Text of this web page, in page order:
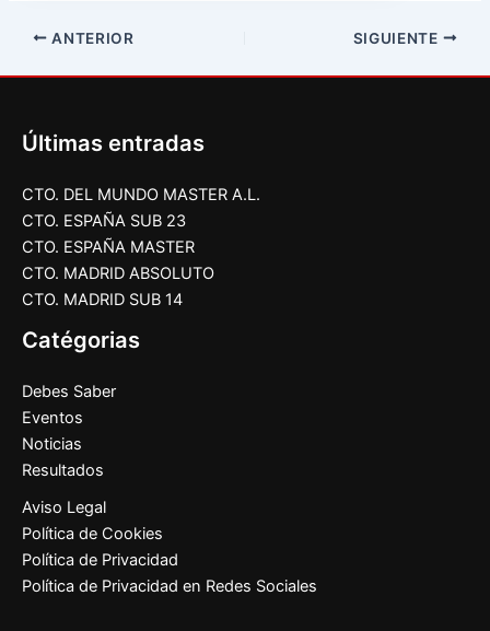
ANTERIOR SIGUIENTE
Últimas entradas
CTO. DEL MUNDO MASTER A.L.
CTO. ESPAÑA SUB 23
CTO. ESPAÑA MASTER
CTO. MADRID ABSOLUTO
CTO. MADRID SUB 14
Catégorias
Debes Saber
Eventos
Noticias
Resultados
Aviso Legal
Política de Cookies
Política de Privacidad
Política de Privacidad en Redes Sociales